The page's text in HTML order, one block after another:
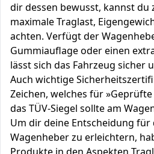
dir dessen bewusst, kannst du
maximale Traglast,
achten. Verfügt der
Gummiauflage oder einen
lässt sich das Fahrzeug sicher
Auch wichtige
Zeichen, welches für
das TÜV-Siegel sollte am
Um dir deine Entscheidung für
Wagenheber zu erleichtern,